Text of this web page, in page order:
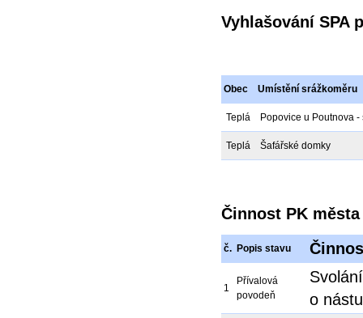
Vyhlašování SPA
Obec Umístění srážkoměru
Teplá Popovice u Poutnova -
Teplá Šafářské domky
Činnost PK
č. Popis stavu
1
Přívalová
povodeň
o